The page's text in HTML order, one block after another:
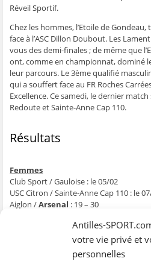
Antilles-
votre vie privé et
personnelles
t
r
e
)
r
e
)
t
r
e
)
Réveil Sportif.
Chez les hommes, l’Etoile de
face à l’ASC Dillon Doubout. Les
vous des demi-finales ; de même que
ont, comme en championnat, dominé
leur parcours. Le 3ème qualifié
qui a souffert face au FR Roches
Excellence. Ce samedi, le dernier match
Redoute et Sainte-Anne Cap 110.
Résultats
Femmes
Club Sport / Gauloise : le 05/02
USC Citron / Sainte-Anne Cap 110 : le
Aiglon /Arsenal : 19 – 30
ASC Dillon Doubout /Etoile de
Sainte-Anne Cap 110